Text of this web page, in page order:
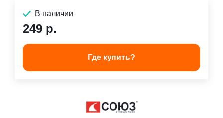
В наличии
249 р.
Где купить?